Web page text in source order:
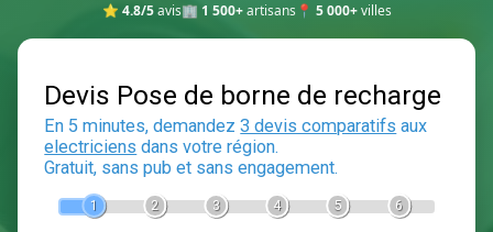
⭐ 4.8/5avis🏢 1 500+artisans 📍 5 000+villes
Devis Pose de borne de
En 5 minutes, demandez3 devis comparatifs